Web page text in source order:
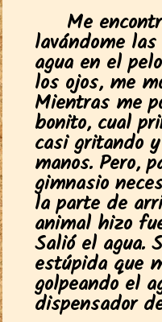
Me
lavándome
agua en el
los ojos, me
Mientras me
bonito, cual
casi gritando
manos. Pero,
gimnasio
la parte de
animal hizo
Salió el agua.
estúpida que
golpeando el
dispensador